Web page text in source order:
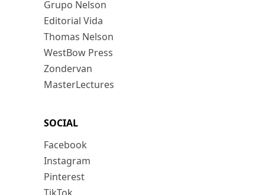
Grupo Nelson
Editorial Vida
Thomas Nelson
WestBow Press
Zondervan
MasterLectures
SOCIAL
Facebook
Instagram
Pinterest